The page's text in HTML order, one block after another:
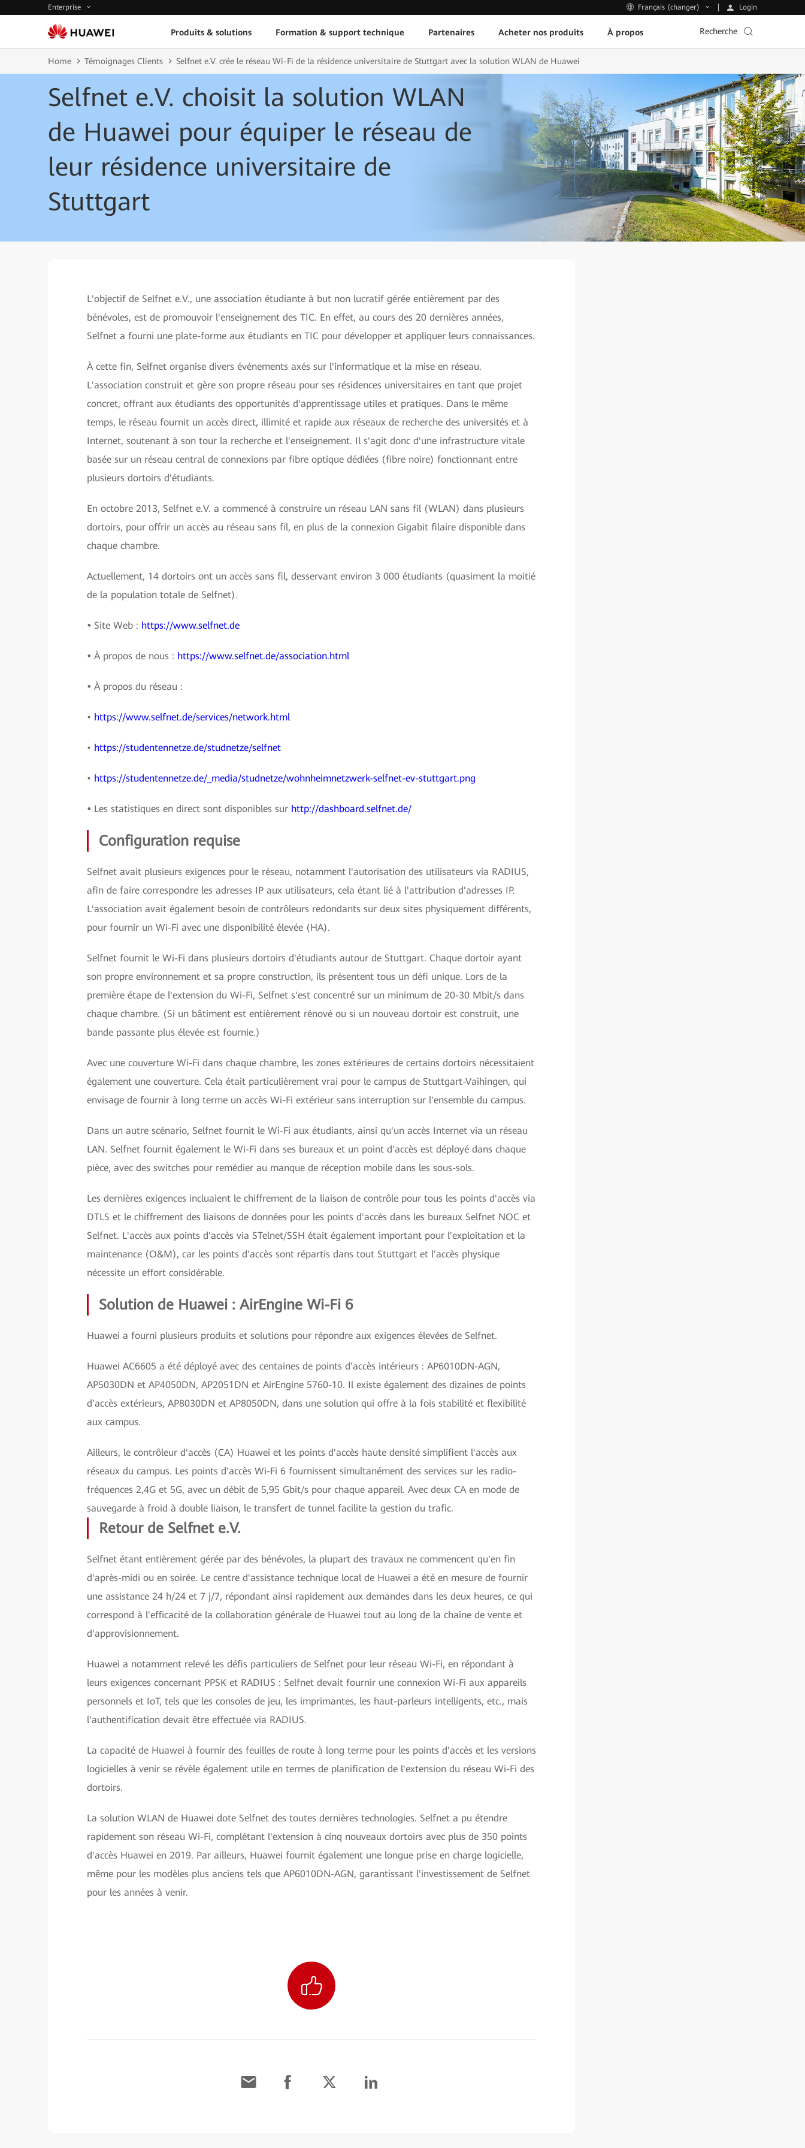
Enterprise Français (changer) Login
Produits & solutions Formation & support technique Partenaires Acheter nos produits À propos Recherche
Home Témoignages Clients Selfnet e.V. crée le réseau Wi-Fi de la résidence universitaire de Stuttgart avec la solution WLAN de Huawei
Selfnet e.V. choisit la solution WLAN
de Huawei pour équiper le réseau de
leur résidence universitaire de
Stuttgart
L'objectif de Selfnet e.V., une association étudiante à but non lucratif gérée entièrement par des
bénévoles, est de promouvoir l'enseignement des TIC. En effet, au cours des 20 dernières années,
Selfnet a fourni une plate-forme aux étudiants en TIC pour développer et appliquer leurs connaissances.
À cette fin, Selfnet organise divers événements axés sur l'informatique et la mise en réseau.
L'association construit et gère son propre réseau pour ses résidences universitaires en tant que projet
concret, offrant aux étudiants des opportunités d'apprentissage utiles et pratiques. Dans le même
temps, le réseau fournit un accès direct, illimité et rapide aux réseaux de recherche des universités et à
Internet, soutenant à son tour la recherche et l'enseignement. Il s'agit donc d'une infrastructure vitale
basée sur un réseau central de connexions par fibre optique dédiées (fibre noire) fonctionnant entre
plusieurs dortoirs d'étudiants.
En octobre 2013, Selfnet e.V. a commencé à construire un réseau LAN sans fil (WLAN) dans plusieurs
dortoirs, pour offrir un accès au réseau sans fil, en plus de la connexion Gigabit filaire disponible dans
chaque chambre.
Actuellement, 14 dortoirs ont un accès sans fil, desservant environ 3 000 étudiants (quasiment la moitié
de la population totale de Selfnet).
• Site Web : https://www.selfnet.de
• À propos de nous : https://www.selfnet.de/association.html
• À propos du réseau :
• https://www.selfnet.de/services/network.html
• https://studentennetze.de/studnetze/selfnet
• https://studentennetze.de/_media/studnetze/wohnheimnetzwerk-selfnet-ev-stuttgart.png
• Les statistiques en direct sont disponibles sur http://dashboard.selfnet.de/
Configuration requise
Selfnet avait plusieurs exigences pour le réseau, notamment l'autorisation des utilisateurs via RADIUS,
afin de faire correspondre les adresses IP aux utilisateurs, cela étant lié à l'attribution d'adresses IP.
L'association avait également besoin de contrôleurs redondants sur deux sites physiquement différents,
pour fournir un Wi-Fi avec une disponibilité élevée (HA).
Selfnet fournit le Wi-Fi dans plusieurs dortoirs d'étudiants autour de Stuttgart. Chaque dortoir ayant
son propre environnement et sa propre construction, ils présentent tous un défi unique. Lors de la
première étape de l'extension du Wi-Fi, Selfnet s'est concentré sur un minimum de 20-30 Mbit/s dans
chaque chambre. (Si un bâtiment est entièrement rénové ou si un nouveau dortoir est construit, une
bande passante plus élevée est fournie.)
Avec une couverture Wi-Fi dans chaque chambre, les zones extérieures de certains dortoirs nécessitaient
également une couverture. Cela était particulièrement vrai pour le campus de Stuttgart-Vaihingen, qui
envisage de fournir à long terme un accès Wi-Fi extérieur sans interruption sur l'ensemble du campus.
Dans un autre scénario, Selfnet fournit le Wi-Fi aux étudiants, ainsi qu'un accès Internet via un réseau
LAN. Selfnet fournit également le Wi-Fi dans ses bureaux et un point d'accès est déployé dans chaque
pièce, avec des switches pour remédier au manque de réception mobile dans les sous-sols.
Les dernières exigences incluaient le chiffrement de la liaison de contrôle pour tous les points d'accès via
DTLS et le chiffrement des liaisons de données pour les points d'accès dans les bureaux Selfnet NOC et
Selfnet. L'accès aux points d'accès via STelnet/SSH était également important pour l'exploitation et la
maintenance (O&M), car les points d'accès sont répartis dans tout Stuttgart et l'accès physique
nécessite un effort considérable.
Solution de Huawei : AirEngine Wi-Fi 6
Huawei a fourni plusieurs produits et solutions pour répondre aux exigences élevées de Selfnet.
Huawei AC6605 a été déployé avec des centaines de points d'accès intérieurs : AP6010DN-AGN,
AP5030DN et AP4050DN, AP2051DN et AirEngine 5760-10. Il existe également des dizaines de points
d'accès extérieurs, AP8030DN et AP8050DN, dans une solution qui offre à la fois stabilité et flexibilité
aux campus.
Ailleurs, le contrôleur d'accès (CA) Huawei et les points d'accès haute densité simplifient l'accès aux
réseaux du campus. Les points d'accès Wi-Fi 6 fournissent simultanément des services sur les radio-
fréquences 2,4G et 5G, avec un débit de 5,95 Gbit/s pour chaque appareil. Avec deux CA en mode de
sauvegarde à froid à double liaison, le transfert de tunnel facilite la gestion du trafic.
Retour de Selfnet e.V.
Selfnet étant entièrement gérée par des bénévoles, la plupart des travaux ne commencent qu'en fin
d'après-midi ou en soirée. Le centre d'assistance technique local de Huawei a été en mesure de fournir
une assistance 24 h/24 et 7 j/7, répondant ainsi rapidement aux demandes dans les deux heures, ce qui
correspond à l'efficacité de la collaboration générale de Huawei tout au long de la chaîne de vente et
d'approvisionnement.
Huawei a notamment relevé les défis particuliers de Selfnet pour leur réseau Wi-Fi, en répondant à
leurs exigences concernant PPSK et RADIUS : Selfnet devait fournir une connexion Wi-Fi aux appareils
personnels et IoT, tels que les consoles de jeu, les imprimantes, les haut-parleurs intelligents, etc., mais
l'authentification devait être effectuée via RADIUS.
La capacité de Huawei à fournir des feuilles de route à long terme pour les points d'accès et les versions
logicielles à venir se révèle également utile en termes de planification de l'extension du réseau Wi-Fi des
dortoirs.
La solution WLAN de Huawei dote Selfnet des toutes dernières technologies. Selfnet a pu étendre
rapidement son réseau Wi-Fi, complétant l'extension à cinq nouveaux dortoirs avec plus de 350 points
d'accès Huawei en 2019. Par ailleurs, Huawei fournit également une longue prise en charge logicielle,
même pour les modèles plus anciens tels que AP6010DN-AGN, garantissant l'investissement de Selfnet
pour les années à venir.